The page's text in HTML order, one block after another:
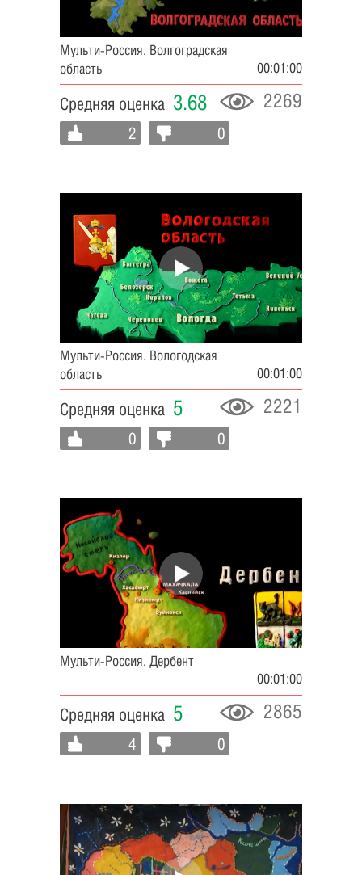
Мульти-Россия. Волгоградская
область
00:01:00
Средняя оценка 3.68 2269
2 0
Мульти-Россия. Вологодская
область
00:01:00
Средняя оценка 5 2221
0 0
Мульти-Россия. Дербент
00:01:00
Средняя оценка 5 2865
4 0